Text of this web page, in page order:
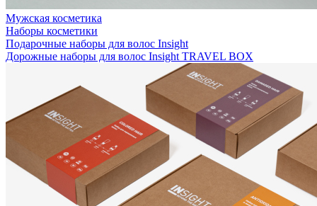
Мужская косметика
Наборы косметики
Подарочные наборы для волос Insight
Дорожные наборы для волос Insight TRAVEL BOX